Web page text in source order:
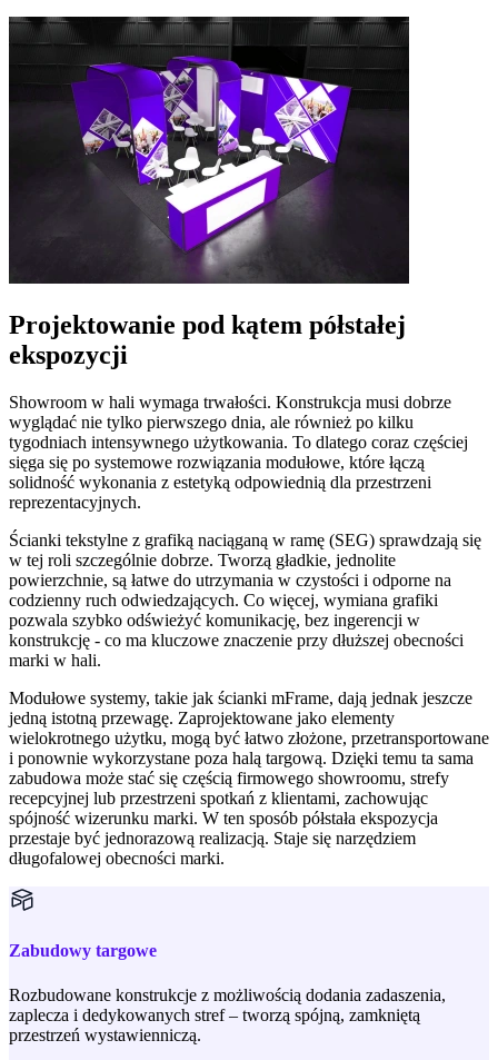
Projektowanie pod kątem półstałej
ekspozycji
Showroom w hali wymaga trwałości. Konstrukcja musi dobrze
wyglądać nie tylko pierwszego dnia, ale również po kilku
tygodniach intensywnego użytkowania. To dlatego coraz częściej
sięga się po systemowe rozwiązania modułowe, które łączą
solidność wykonania z estetyką odpowiednią dla przestrzeni
reprezentacyjnych.
Ścianki tekstylne z grafiką naciąganą w ramę (SEG) sprawdzają się
w tej roli szczególnie dobrze. Tworzą gładkie, jednolite
powierzchnie, są łatwe do utrzymania w czystości i odporne na
codzienny ruch odwiedzających. Co więcej, wymiana grafiki
pozwala szybko odświeżyć komunikację, bez ingerencji w
konstrukcję - co ma kluczowe znaczenie przy dłuższej obecności
marki w hali.
Modułowe systemy, takie jak ścianki mFrame, dają jednak jeszcze
jedną istotną przewagę. Zaprojektowane jako elementy
wielokrotnego użytku, mogą być łatwo złożone, przetransportowane
i ponownie wykorzystane poza halą targową. Dzięki temu ta sama
zabudowa może stać się częścią firmowego showroomu, strefy
recepcyjnej lub przestrzeni spotkań z klientami, zachowując
spójność wizerunku marki. W ten sposób półstała ekspozycja
przestaje być jednorazową realizacją. Staje się narzędziem
długofalowej obecności marki.
Zabudowy targowe
Rozbudowane konstrukcje z możliwością dodania zadaszenia,
zaplecza i dedykowanych stref – tworzą spójną, zamkniętą
przestrzeń wystawienniczą.